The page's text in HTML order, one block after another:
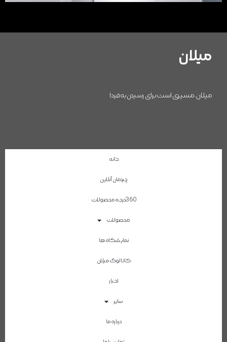
میلان
میلان، مسیری است برای رسیدن به فردا
خانه
چیدمان آنلاین
360درجه محصولات
محصولات
نمایشگاه ها
کاتالوگ میلان
اخبار
سایر
درباره ما